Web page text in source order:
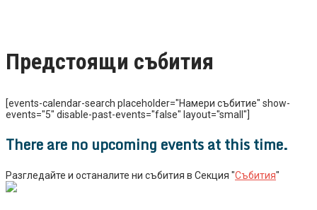
Предстоящи събития
[events-calendar-search placeholder="Намери събитие" show-
events="5" disable-past-events="false" layout="small"]
There are no upcoming events at this time.
Разгледайте и останалите ни събития в Секция "Събития"